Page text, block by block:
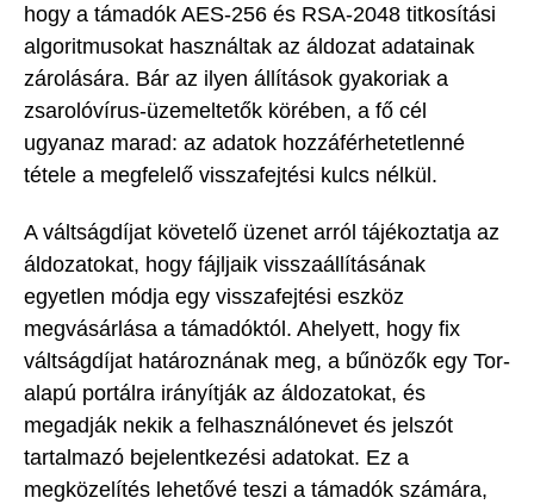
hogy a támadók AES-256 és RSA-2048 titkosítási
algoritmusokat használtak az áldozat adatainak
zárolására. Bár az ilyen állítások gyakoriak a
zsarolóvírus-üzemeltetők körében, a fő cél
ugyanaz marad: az adatok hozzáférhetetlenné
tétele a megfelelő visszafejtési kulcs nélkül.
A váltságdíjat követelő üzenet arról tájékoztatja az
áldozatokat, hogy fájljaik visszaállításának
egyetlen módja egy visszafejtési eszköz
megvásárlása a támadóktól. Ahelyett, hogy fix
váltságdíjat határoznának meg, a bűnözők egy Tor-
alapú portálra irányítják az áldozatokat, és
megadják nekik a felhasználónevet és jelszót
tartalmazó bejelentkezési adatokat. Ez a
megközelítés lehetővé teszi a támadók számára,